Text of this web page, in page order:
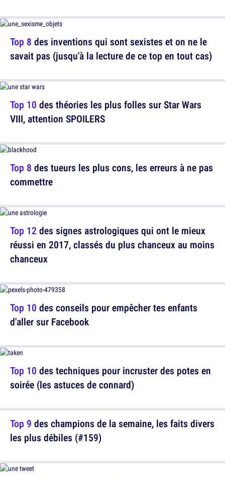
Top 10 des théories les plus folles sur Star Wars
VIII, attention SPOILERS
Top 12 des signes astrologiques qui ont le mieux
réussi en 2017, classés du plus chanceux au moins
chanceux
Top 10 des techniques pour incruster des potes en
soirée (les astuces de connard)
Top 8 des inventions qui sont sexistes et on ne le
savait pas (jusqu'à la lecture de ce top en tout cas)
Top 8 des tueurs les plus cons, les erreurs à ne pas
commettre
Top 10 des conseils pour empêcher tes enfants
d'aller sur Facebook
Top 9 des champions de la semaine, les faits divers
les plus débiles (#159)